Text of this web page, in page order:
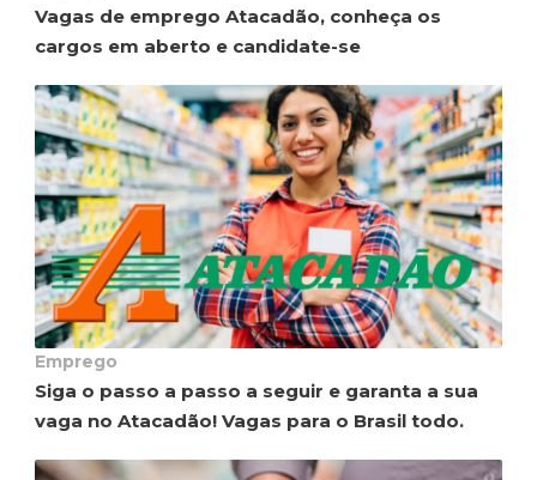
Vagas de emprego Atacadão, conheça os
cargos em aberto e candidate-se
Emprego
Siga o passo a passo a seguir e garanta a sua
vaga no Atacadão! Vagas para o Brasil todo.